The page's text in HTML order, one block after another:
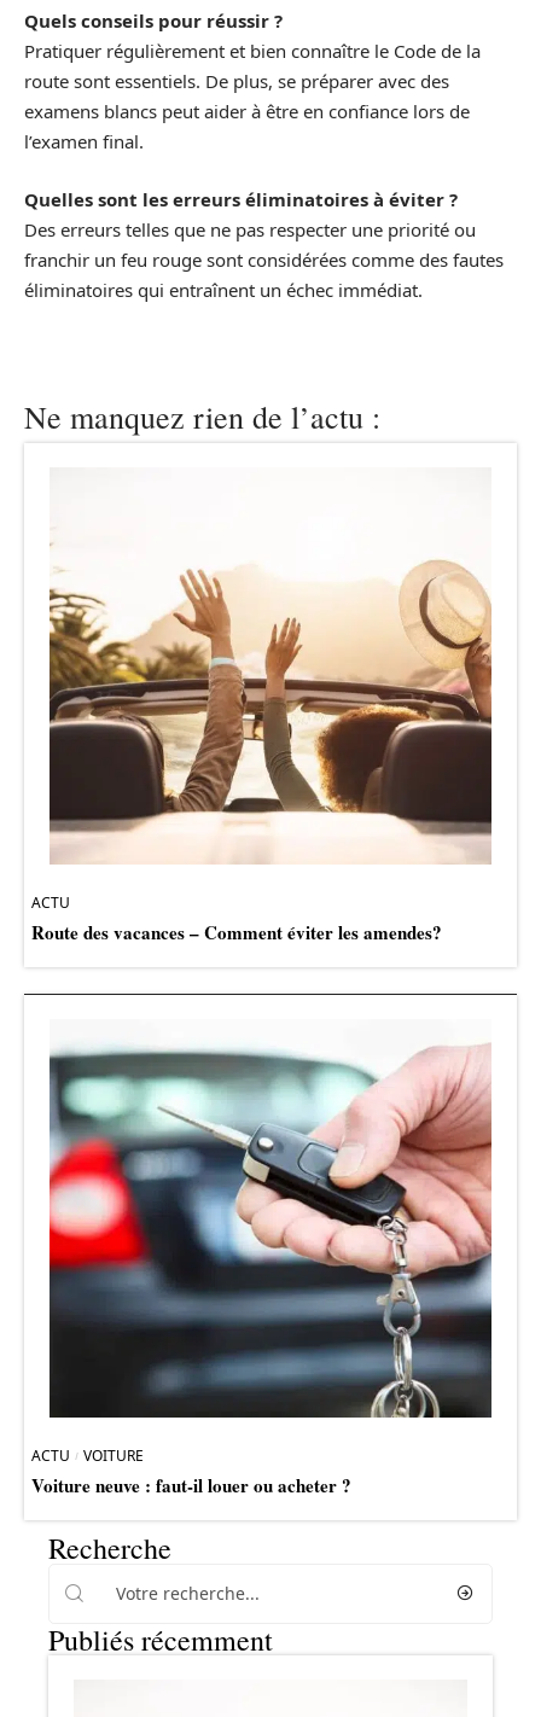
Quels conseils pour réussir ?
Pratiquer régulièrement et bien connaître le Code de la
route sont essentiels. De plus, se préparer avec des
examens blancs peut aider à être en confiance lors de
l’examen final.
Quelles sont les erreurs éliminatoires à éviter ?
Des erreurs telles que ne pas respecter une priorité ou
franchir un feu rouge sont considérées comme des fautes
éliminatoires qui entraînent un échec immédiat.
Ne manquez rien de l’actu :
ACTU
Route des vacances – Comment éviter les amendes?
ACTU VOITURE
Voiture neuve : faut-il louer ou acheter ?
Recherche
Publiés récemment